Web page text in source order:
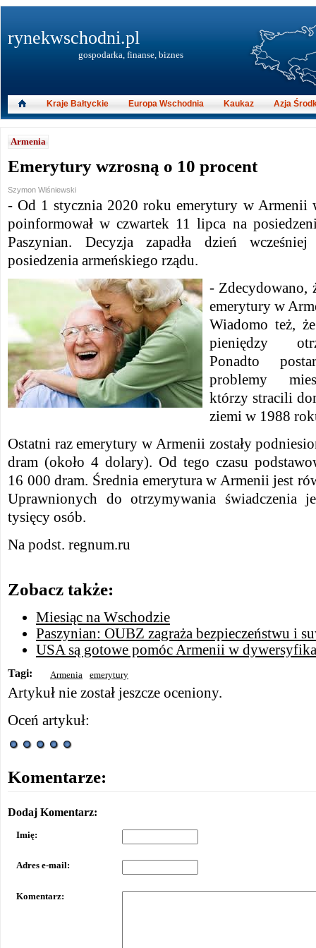
Armenia
Emerytury wzrosną o 10 procent
Szymon Wiśniewski
- Od 1 stycznia 2020 roku emerytury w Armenii
poinformował w czwartek 11 lipca na
Paszynian. Decyzja zapadła dzień wcześniej
posiedzenia armeńskiego rządu.
- Zdecydowano,
emerytury w
Wiadomo też,
pieniędzy
Ponadto
problemy
którzy stracili
ziemi w 1988
Ostatni raz emerytury w Armenii zostały
dram (około 4 dolary). Od tego czasu
16 000 dram. Średnia emerytura w Armenii jest
Uprawnionych do otrzymywania świadczenia
tysięcy osób.
Na podst. regnum.ru
Zobacz także:
Miesiąc na Wschodzie
Paszynian: OUBZ zagraża bezpieczeństwu i
USA są gotowe pomóc Armenii w
Tagi: Armenia emerytury
Artykuł nie został jeszcze oceniony.
Oceń artykuł:
Komentarze:
Dodaj Komentarz:
Imię:
Adres e-mail:
Komentarz:
rynekwschodni.pl
gospodarka, finanse, biznes
Kraje Bałtyckie Europa Wschodnia Kaukaz Azja